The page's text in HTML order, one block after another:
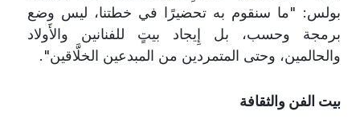
بولس: "ما سنقوم به تحضيرًا في خطتنا، ليس وضع
برمجة وحسب، بل إِيجاد بيتٍ للفنانين والأَولاد
والحالمين، وحتى المتمردين من المبدعين الخلَّاقين".
بيت الفن والثقافة